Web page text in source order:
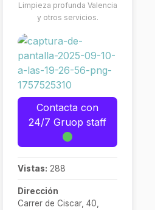
Limpieza profunda Valencia
y otros servicios.
Contacta con
24/7 Gruop staff
Vistas: 288
Dirección
Carrer de Ciscar, 40,